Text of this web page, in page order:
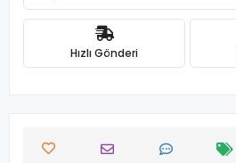
Hızlı Gönderi